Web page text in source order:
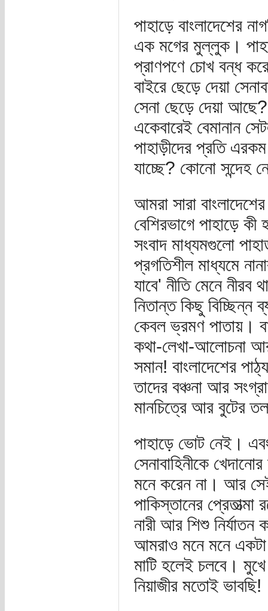
পাহাড়ে বাংলাদেশের
এক মগের মুল্লুক।
প্রাণপণে চোখ বন্ধ
বাইরে ছেড়ে দেয়া
সেনা ছেড়ে দেয়া
একেবারেই বেমানান
পাহাড়ীদের প্রতি
যাচ্ছে? কোনো সন্দেহ
আমরা সারা
বেশিরভাগে পাহাড়ে
সংবাদ মাধ্যমগুলো
প্রগতিশীল মাধ্যমে
যাবে' নীতি মেনে নীরব
নিতান্ত কিছু বিচ্ছিন্ন
কেবল ভ্রমণ পাতায়।
কথা-লেখা-আলোচনা আর
সমান! বাংলাদেশের
তাদের বঞ্চনা আর
মানচিত্রে আর বুটের
পাহাড়ে ভোট নেই।
সেনাবাহিনীকে
মনে করেন না। আর
পাকিস্তানের প্রেতাত্মা
নারী আর শিশু
আমরাও মনে মনে একটা
মাটি হলেই চলবে।
নিয়াজীর মতোই ভাবছি!